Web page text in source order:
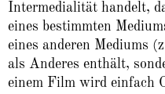
Intermedialität handelt,
eines bestimmten
eines anderen Mediums
als Anderes enthält,
einem Film wird einfach